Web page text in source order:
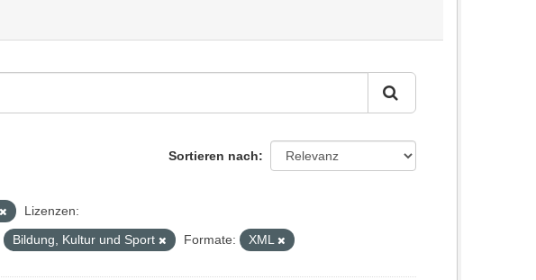
Sortieren nach
Lizenzen:
Bildung, Kultur und Sport Formate: XML